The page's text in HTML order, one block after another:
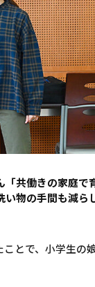
「共働きの家庭で
い物の手間も減ら
とで、小学生の